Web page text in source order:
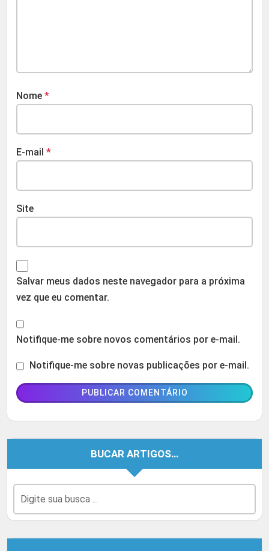
Nome *
E-mail *
Site
Salvar meus dados neste navegador para a próxima
vez que eu comentar.
Notifique-me sobre novos comentários por e-mail.
Notifique-me sobre novas publicações por e-mail.
BUCAR ARTIGOS…